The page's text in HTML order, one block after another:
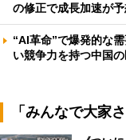
の修正で成長加速が
“AI革命”で爆発的な
い競争力を持つ中国
「みんなで大家